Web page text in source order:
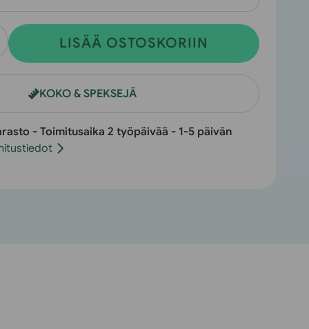
LISÄÄ OSTOSKORIIN
KOKO & SPEKSEJÄ
- Toimitusaika 2 työpäivää - 1-5 päivän